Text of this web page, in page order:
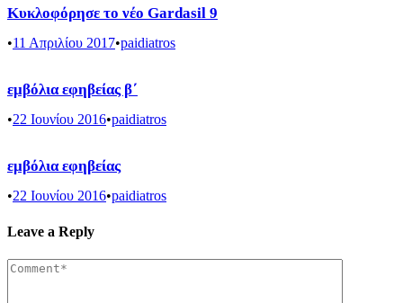
Κυκλοφόρησε το νέο Gardasil 9
•11 Απριλίου 2017•paidiatros
εμβόλια εφηβείας β΄
•22 Ιουνίου 2016•paidiatros
εμβόλια εφηβείας
•22 Ιουνίου 2016•paidiatros
Leave a Reply